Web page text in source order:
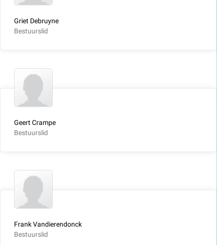
Griet Debruyne
Bestuurslid
Geert Crampe
Bestuurslid
Frank Vandierendonck
Bestuurslid